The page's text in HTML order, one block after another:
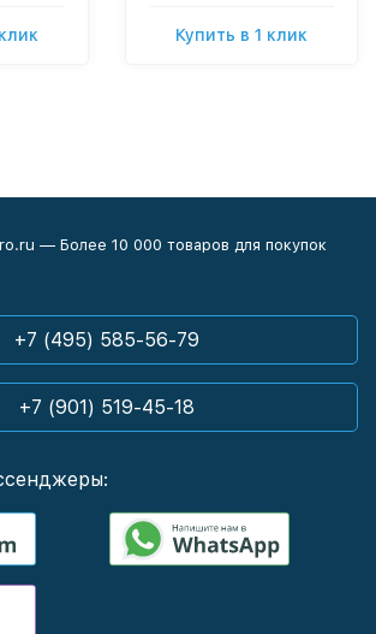
Купить в 1 клик
— Более 10 000 товаров для покупок
+7 (495) 585-56-79
+7 (901) 519-45-18